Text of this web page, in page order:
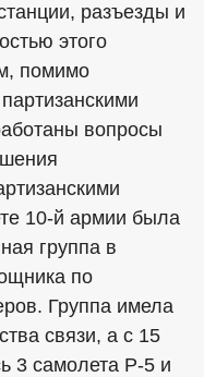
разъезды и
этого
помимо
вопросы
10-й армии была
группа в
по
Группа имела
связи, а с 15
3 самолета Р-5 и